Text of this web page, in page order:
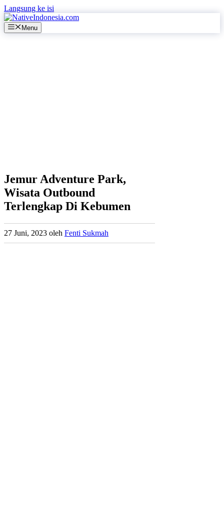
Langsung ke isi
Menu
Jemur Adventure Park,
Wisata Outbound
Terlengkap Di Kebumen
27 Juni, 2023 oleh Fenti Sukmah